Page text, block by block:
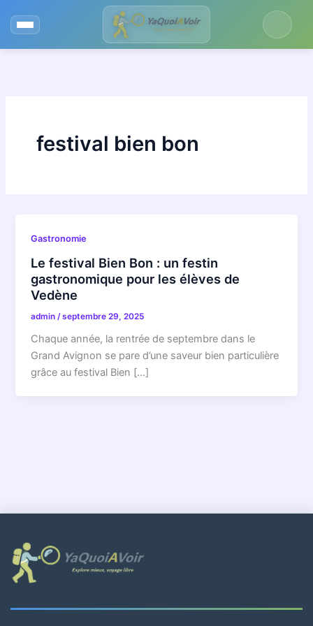
festival bien bon
Gastronomie
Le festival Bien Bon : un festin
gastronomique pour les élèves de
Vedène
admin /septembre 29, 2025
Chaque année, la rentrée de septembre dans le
Grand Avignon se pare d’une saveur bien particulière
grâce au festival Bien […]